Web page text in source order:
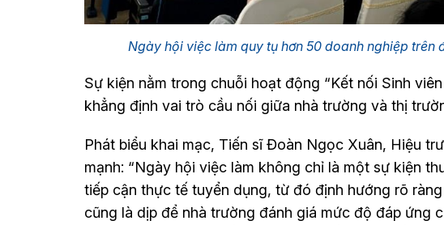
Ngày hội việc làm quy tụ hơn 50 doanh nghiệp trên
Sự kiện nằm trong chuỗi hoạt động “Kết nối Sinh
khẳng định vai trò cầu nối giữa nhà trường và thị
Phát biểu khai mạc, Tiến sĩ Đoàn Ngọc Xuân, Hiệu
mạnh: “Ngày hội việc làm không chỉ là một sự kiện
tiếp cận thực tế tuyển dụng, từ đó định hướng rõ
cũng là dịp để nhà trường đánh giá mức độ đáp ứng